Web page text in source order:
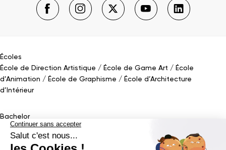
Écoles
École de Direction Artistique
École de Game Art
École
d’Animation
École de Graphisme
École d’Architecture
d’Intérieur
Bachelor
Bachelor Design Graphique
Bachelor Conception UI (en alternance)
Bachelor Cinéma